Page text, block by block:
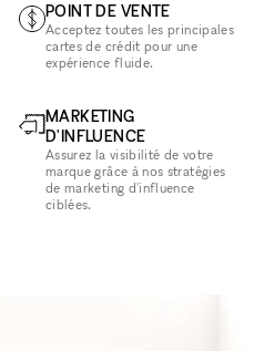
POINT DE VENTE
Acceptez toutes les principales
cartes de crédit pour une
expérience fluide.
MARKETING
D'INFLUENCE
Assurez la visibilité de votre
marque grâce à nos stratégies
de marketing d'influence
ciblées.